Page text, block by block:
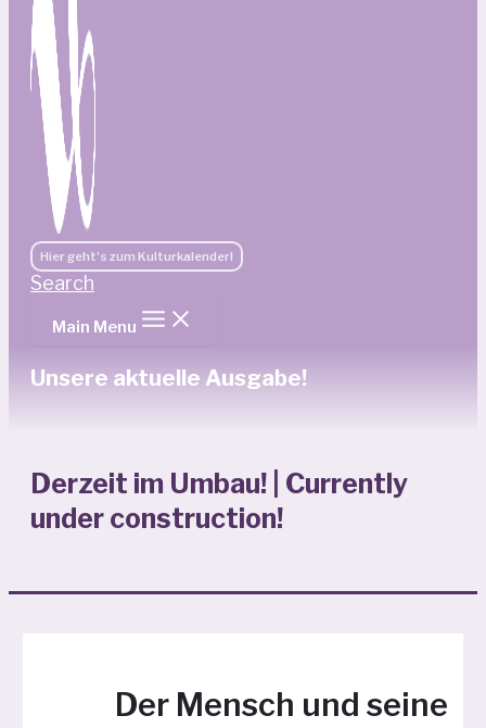
Hier geht's zum Kulturkalender!
Search
Main Menu
Unsere aktuelle Ausgabe!
Derzeit im Umbau! | Currently
under construction!
Der Mensch und seine